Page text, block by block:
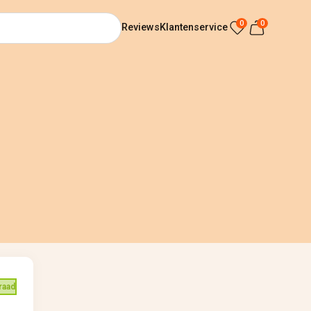
ReviewsKlantenservice 0 0